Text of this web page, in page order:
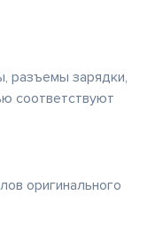
разъемы зарядки,
соответствуют
оригинального